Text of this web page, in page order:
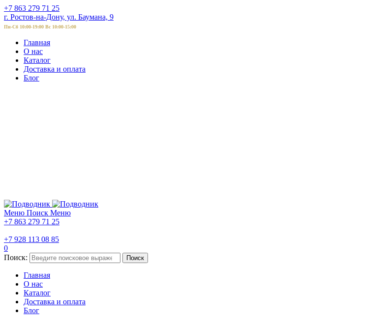
+7 863 279 71 25
г. Ростов-на-Дону, ул. Баумана, 9
Пн-Сб 10:00-19:00 Вс 10:00-15:00
Главная
О нас
Каталог
Доставка и оплата
Блог
Меню Поиск Меню
+7 863 279 71 25
+7 928 113 08 85
0
Поиск:
Поиск
Главная
О нас
Каталог
Доставка и оплата
Блог